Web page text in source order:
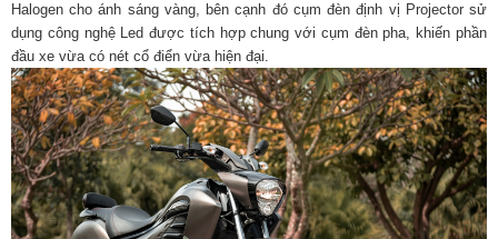
Halogen cho ánh sáng vàng, bên cạnh đó cụm đèn định vị Projector sử
dụng công nghệ Led được tích hợp chung với cụm đèn pha, khiến phần
đầu xe vừa có nét cổ điển vừa hiện đại.